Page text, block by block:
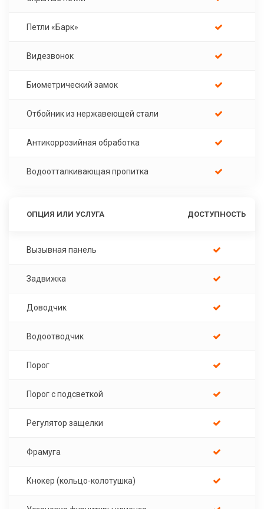
Петли «Барк»
Видезвонок
Биометрический замок
Отбойник из нержавеющей стали
Антикоррозийная обработка
Водоотталкивающая пропитка
ОПЦИЯ ИЛИ УСЛУГА ДОСТУПНОСТЬ
Вызывная панель
Задвижка
Доводчик
Водоотводчик
Порог
Порог с подсветкой
Регулятор защелки
Фрамуга
Кнокер (кольцо-колотушка)